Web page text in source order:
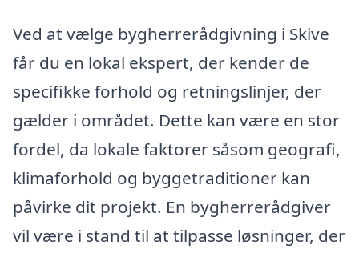
Ved at vælge bygherrerådgivning i Skive
får du en lokal ekspert, der kender de
specifikke forhold og retningslinjer, der
gælder i området. Dette kan være en stor
fordel, da lokale faktorer såsom geografi,
klimaforhold og byggetraditioner kan
påvirke dit projekt. En bygherrerådgiver
vil være i stand til at tilpasse løsninger, der